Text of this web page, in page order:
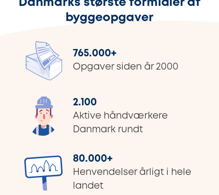
Danmarks største formidler af
byggeopgaver
765.000+
Opgaver siden år 2000
2.100
Aktive håndværkere
Danmark rundt
80.000+
Henvendelser årligt i hele
landet